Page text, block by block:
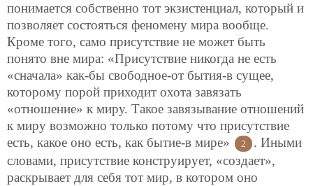
понимается собственно тот экзистенциал, который и
позволяет состояться феномену мира вообще.
Кроме того, само присутствие не может быть
понято вне мира: «Присутствие никогда не есть
«сначала» как-бы свободное-от бытия-в сущее,
которому порой приходит охота завязать
«отношение» к миру. Такое завязывание отношений
к миру возможно только потому что присутствие
есть, какое оно есть, как бытие-в мире»
2
. Иными
словами, присутствие конструирует, «создает»,
раскрывает для себя тот мир, в котором оно